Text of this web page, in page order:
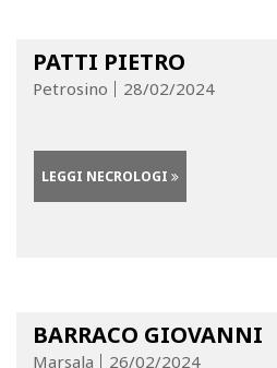
PATTI PIETRO
Petrosino 28/02/2024
LEGGI NECROLOGI
BARRACO GIOVANNI
Marsala 26/02/2024